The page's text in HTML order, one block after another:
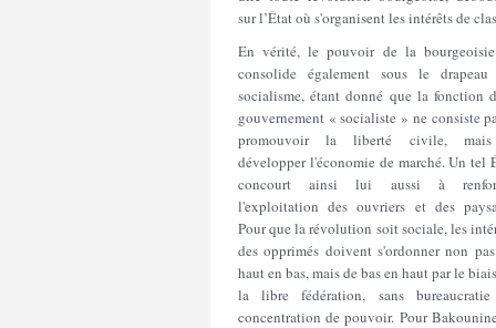
sur l’État où s'organisent les intérêts de
En vérité, le pouvoir de la
consolide également sous le
socialisme, étant donné que la fonction
gouvernement « socialiste » ne consiste
promouvoir la liberté civile,
développer l'économie de marché. Un tel
concourt ainsi lui aussi à
l'exploitation des ouvriers et des
Pour que la révolution soit sociale, les
des opprimés doivent s'ordonner non
haut en bas, mais de bas en haut par le
la libre fédération, sans
concentration de pouvoir. Pour